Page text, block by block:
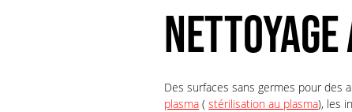
Des surfaces sans germes pour des
plasma (stérilisation au plasma), les